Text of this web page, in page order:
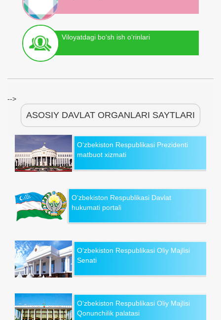
Viloyatdagi bo‘sh ish o‘rinlari
-->
ASOSIY DAVLAT ORGANLARI SAYTLARI
O‘zbekiston Respublikasi Prezidenti
matbuot xizmati
O‘zbekiston Respublikasi Davlat
hukumati portali
O‘zbekiston Respublikasi Oliy Majlisi
Senati
O‘zbekiston Respublikasi Oliy Majlisi
Qonunchilik palatasi